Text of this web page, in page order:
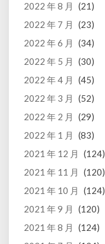
2022 年 8 月
(21)
2022 年 7 月
(23)
2022 年 6 月
(34)
2022 年 5 月
(30)
2022 年 4 月
(45)
2022 年 3 月
(52)
2022 年 2 月
(29)
2022 年 1 月
(83)
2021 年 12 月
(124)
2021 年 11 月
(120)
2021 年 10 月
(124)
2021 年 9 月
(120)
2021 年 8 月
(124)